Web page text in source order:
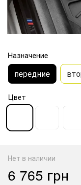
Назначение
передние
Цвет
Нет в наличии
6 765 грн